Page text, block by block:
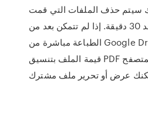
سيتم حذف الملفات التي قمت
بتحميلها تلقائيًا بعد 30 دقيقة. إذا لم تتمكن بعد من
الطباعة مباشرة من Google Drive ، فيمكنك طباعة
قيمة الملف بتنسيق PDF ثم طباعته من برنامج المتصفح
عرض أو تحرير ملف مشترك